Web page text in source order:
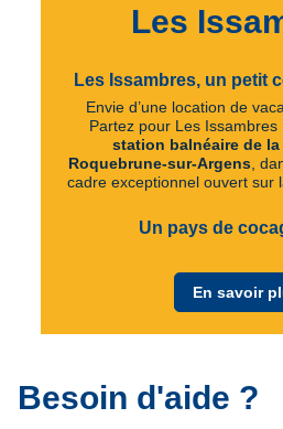
Les
Les Issambres, un petit
Envie d’une location de
Partez pour Les
station balnéaire de
Roquebrune-sur-Argens ,
cadre exceptionnel ouvert sur
Un pays de
En savoir
Besoin d'aide ?